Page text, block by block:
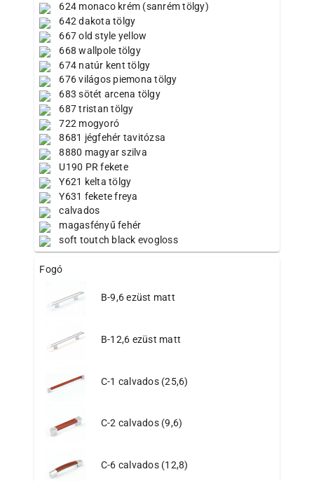
624 monaco krém (sanrém tölgy)
642 dakota tölgy
667 old style yellow
668 wallpole tölgy
674 natúr kent tölgy
676 világos piemona tölgy
683 sötét arcena tölgy
687 tristan tölgy
722 mogyoró
8681 jégfehér tavitózsa
8880 magyar szilva
U190 PR fekete
Y621 kelta tölgy
Y631 fekete freya
calvados
magasfényű fehér
soft toutch black evogloss
Fogó
B-9,6 ezüst matt
B-12,6 ezüst matt
C-1 calvados (25,6)
C-2 calvados (9,6)
C-6 calvados (12,8)